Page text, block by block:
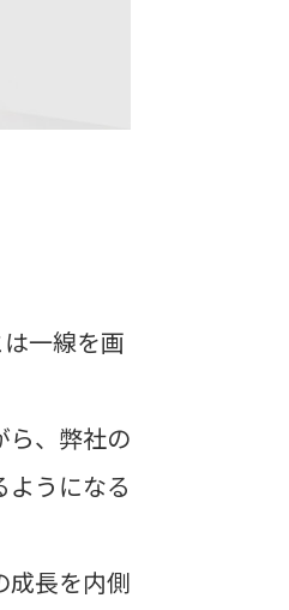
一線を画
ら、弊社の
ようになる
成長を内側